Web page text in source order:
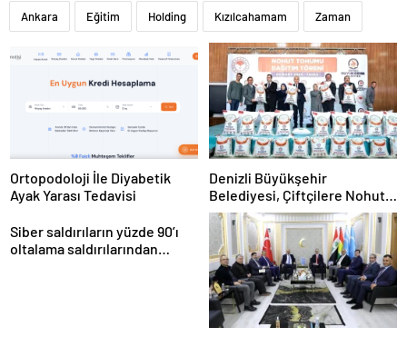
Ankara Eğitim Holding Kızılcahamam Zaman
Ortopodoloji İle Diyabetik
Ayak Yarası Tedavisi
Denizli Büyükşehir
Belediyesi, Çiftçilere Nohut
Tohumu Desteği Veriyor
Siber saldırıların yüzde 90’ı
oltalama saldırılarından